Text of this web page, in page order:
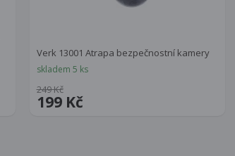
Verk 13001 Atrapa bezpečnostní kamery
skladem 5 ks
199 Kč
249 Kč